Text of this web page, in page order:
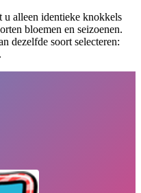
u alleen identieke knokkels
bloemen en seizoenen.
dezelfde soort selecteren: